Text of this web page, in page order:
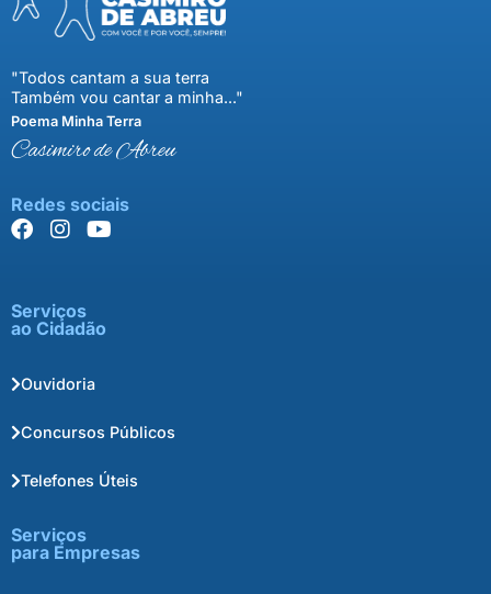
"Todos cantam a sua terra
Também vou cantar a minha..."
Poema Minha Terra
Casimiro de Abreu
Redes sociais
Serviços
ao Cidadão
Ouvidoria
Concursos Públicos
Telefones Úteis
Serviços
para Empresas